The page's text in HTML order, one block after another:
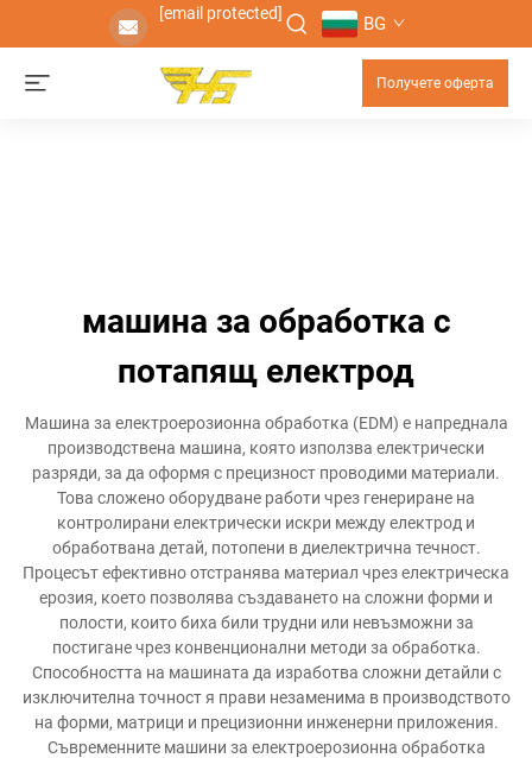
[email protected] BG
Получете оферта
машина за обработка с
потапящ електрод
Машина за електроерозионна обработка (EDM) е напреднала
производствена машина, която използва електрически
разряди, за да оформя с прецизност проводими материали.
Това сложено оборудване работи чрез генериране на
контролирани електрически искри между електрод и
обработвана детай, потопени в диелектрична течност.
Процесът ефективно отстранява материал чрез електрическа
ерозия, което позволява създаването на сложни форми и
полости, които биха били трудни или невъзможни за
постигане чрез конвенционални методи за обработка.
Способността на машината да изработва сложни детайли с
изключителна точност я прави незаменима в производството
на форми, матрици и прецизионни инженерни приложения.
Съвременните машини за електроерозионна обработка